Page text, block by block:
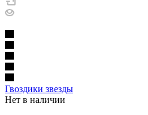
Гвоздики звезды
Нет в наличии